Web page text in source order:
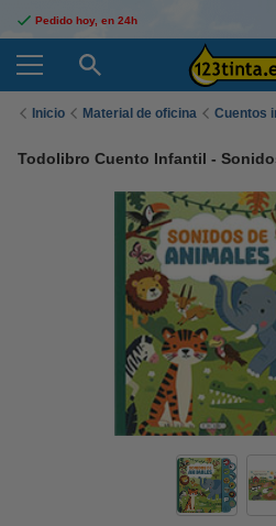
Pedido hoy, en 24h
Inicio Material de oficina Cuentos
Todolibro Cuento Infantil -